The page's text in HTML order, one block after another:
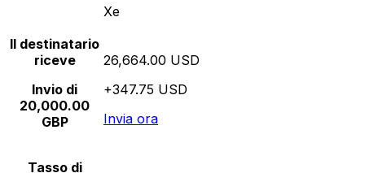
Xe
Il destinatario
riceve
Invio di
20,000.00
GBP
26,664.00 USD
+347.75 USD
Invia ora
Tasso di